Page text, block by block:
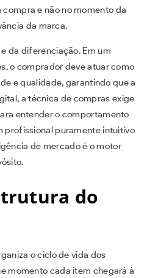
e não no momento da
da marca.
e da diferenciação. Em um
o comprador deve atuar como
e qualidade, garantindo que a
a técnica de compras exige
entender o comportamento
profissional puramente intuitivo
de mercado é o motor
do
o ciclo de vida dos
momento cada item chegará à